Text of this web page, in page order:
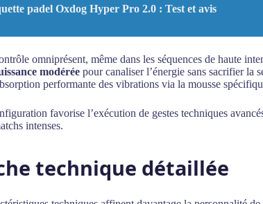
padel Oxdog Hyper Pro 2.0 : Test et avis
omniprésent, même dans les séquences de haute
modérée pour canaliser l’énergie sans sacrifier la
performante des vibrations via la mousse
favorise l’exécution de gestes techniques
intenses.
technique détaillée